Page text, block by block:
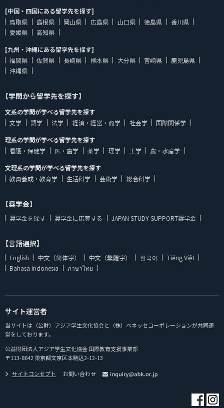
[中国・四国にある留学先を探す]
鳥取県
島根県 岡山県 広島県 山口県 徳島県
香川県
愛媛県
高知県
[九州・沖縄にある留学先を探す]
福岡県
佐賀県 長崎県 熊本県 大分県 宮崎県
鹿児島県
沖縄県
【学問から留学先を探す】
文系の学問が学べる留学先を探す
文学
語学 法学 経済・経営・商学 社会学
国際関係学
理系の学問が学べる留学先を探す
看護・保健学
医・歯学 薬学 理学 工学
農・水産学
文理系の学問が学べる留学先を探す
教員養成・教育学
生活科学 芸術学 総合科学
【奨学金】
奨学金を探す 奨学金に応募する JAPAN STUDY SUPPORT奨学金
【言語選択】
English 中文（简体字） 中文（繁體字） 한국어
Tiếng Việt
Bahasa Indonesia
ภาษาไทย
サイト運営者
当サイトは（公財）アジア学生文化協会と（株）ベネッセコーポレーションが共同運
営をしております。
公益財団法人アジア学生文化協会 国際教育支援事業部
〒113-8642 東京都文京区本駒込2-12-13
サイトコンセプト
お問い合わせ